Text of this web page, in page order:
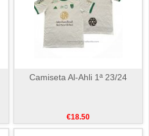
Camiseta Al-Ahli 1ª 23/24
€18.50